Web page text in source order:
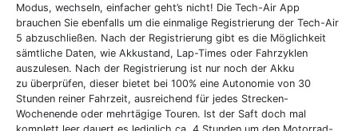
Modus, wechseln, einfacher geht’s nicht! Die Tech-Air App
brauchen Sie ebenfalls um die einmalige Registrierung der Tech-Air
5 abzuschließen. Nach der Registrierung gibt es die Möglichkeit
sämtliche Daten, wie Akkustand, Lap-Times oder Fahrzyklen
auszulesen. Nach der Registrierung ist nur noch der Akku
zu überprüfen, dieser bietet bei 100% eine Autonomie von 30
Stunden reiner Fahrzeit, ausreichend für jedes Strecken-
Wochenende oder mehrtägige Touren. Ist der Saft doch mal